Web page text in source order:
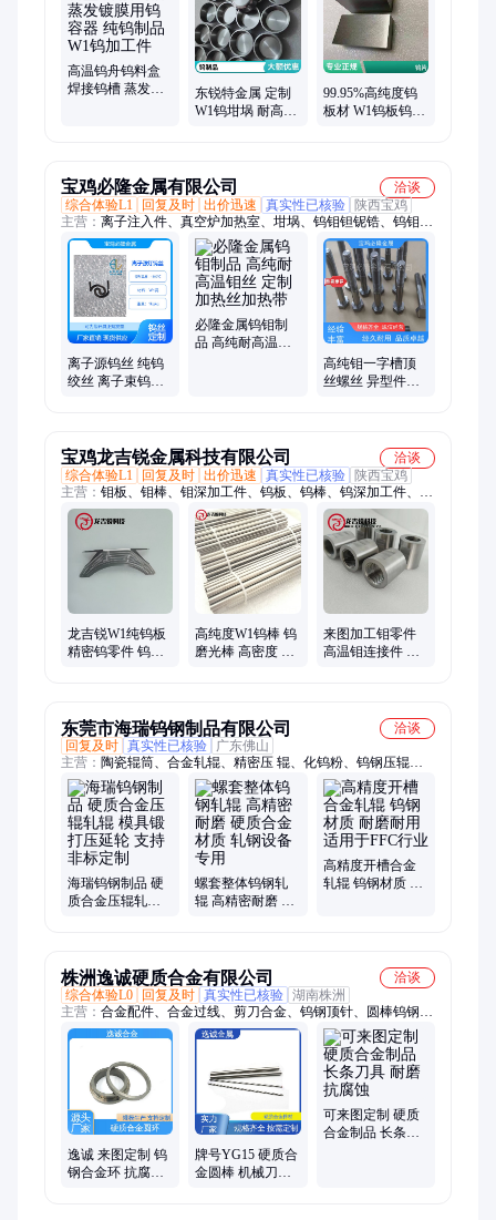
丝、铌箔、钼舟
高温钨舟钨料盒
焊接钨槽 蒸发镀
东锐特金属 定制
W1钨坩埚 耐高温
99.95%高纯度钨
板材 W1钨板钨片
宝鸡必隆金属有限公司
洽谈
综合体验L1
回复及时 出价迅速 真实性已核验 陕西宝鸡
主营： 离子注入件、真空炉加热室、坩埚、钨钼钽铌锆、钨钼异
型件、钨绞丝、钨舟、钨铜合金、钨镍铁、钨镍铜、加热带、隔
热屏、螺丝螺母、紧固件、钼电极杆、加工件、炉胆配件、颗
粒、靶材、镍带、钼镧合金、高比重合金
离子源钨丝 纯钨
绞丝 离子束钨加
必隆金属钨钼制
品 高纯耐高温钼
高纯钼一字槽顶
丝螺丝 异型件紧
宝鸡龙吉锐金属科技有限公司
洽谈
综合体验L1
回复及时 出价迅速 真实性已核验 陕西宝鸡
主营： 钼板、钼棒、钼深加工件、钨板、钨棒、钨深加工件、钨
加工件、钨配件、钨靶、钨螺丝、钨定制件、离子注入配件、钽
棒、钼加工件、钽加工件、钼配件、钽配件、钽接地环、钼螺
丝、钼圆、钼靶、钽靶、钽螺丝、钼异形件、钼定制件
龙吉锐W1纯钨板
精密钨零件 钨合
高纯度W1钨棒 钨
磨光棒 高密度 耐
来图加工钼零件
高温钼连接件 焊
东莞市海瑞钨钢制品有限公司
洽谈
回复及时 真实性已核验
广东佛山
主营： 陶瓷辊筒、合金轧辊、精密压 辊、化钨粉、钨钢压辊、
钨钢轧辊、碳化钨压辊、合金钢压辊、合金钢压延辊、硬质合金
板材、半导体材料轧辊
海瑞钨钢制品 硬
质合金压辊轧辊
螺套整体钨钢轧
辊 高精密耐磨 硬
高精度开槽合金
轧辊 钨钢材质 耐
株洲逸诚硬质合金有限公司
洽谈
综合体验L0
回复及时 真实性已核验 湖南株洲
主营： 合金配件、合金过线、剪刀合金、钨钢顶针、圆棒钨钢、
模具钨钢、板材钨钢、钨钢阀球、配件定制、合金组件
逸诚 来图定制 钨
钢合金环 抗腐蚀
牌号YG15 硬质合
金圆棒 机械刀头
可来图定制 硬质
合金制品 长条刀